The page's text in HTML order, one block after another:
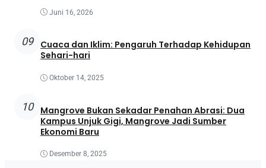
Juni 16, 2026
09
Cuaca dan Iklim: Pengaruh Terhadap Kehidupan
Sehari-hari
Oktober 14, 2025
10
Mangrove Bukan Sekadar Penahan Abrasi: Dua
Kampus Unjuk Gigi, Mangrove Jadi Sumber
Ekonomi Baru
Desember 8, 2025